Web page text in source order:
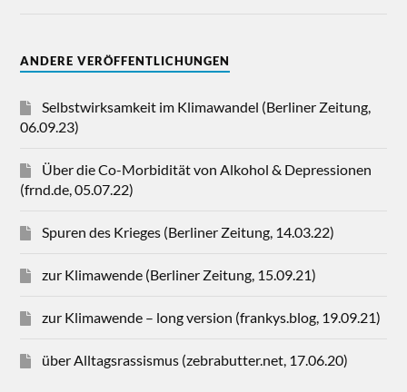
ANDERE VERÖFFENTLICHUNGEN
Selbstwirksamkeit im Klimawandel (Berliner Zeitung,
06.09.23)
Über die Co-Morbidität von Alkohol & Depressionen
(frnd.de, 05.07.22)
Spuren des Krieges (Berliner Zeitung, 14.03.22)
zur Klimawende (Berliner Zeitung, 15.09.21)
zur Klimawende – long version (frankys.blog, 19.09.21)
über Alltagsrassismus (zebrabutter.net, 17.06.20)